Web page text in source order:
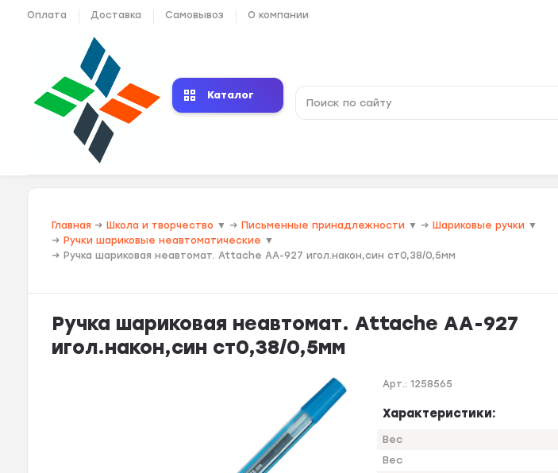
Оплата Доставка Самовывоз О компании
Каталог
Главная → Школа и творчество ▼ → Письменные принадлежности ▼ → Шариковые ручки ▼
→ Ручки шариковые неавтоматические ▼
→ Ручка шариковая неавтомат. Attache AA-927 игол.након,син ст0,38/0,5мм
Ручка шариковая неавтомат. Attache AA-927
игол.након,син ст0,38/0,5мм
Арт.:1258565
Характеристики:
Вес
Вес